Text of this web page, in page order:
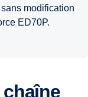
modification
ED70P.